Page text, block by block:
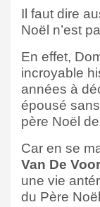
Il faut dire
Noël n’est
En effet,
incroyable
années à
épousé
père Noël
Car en se
Van De
une vie
du Père